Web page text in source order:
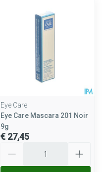
Eye Care
Eye Care Mascara 201 Noir
9g
€ 27,45